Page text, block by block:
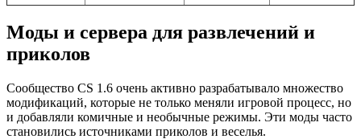
Моды и сервера для развлечений и
приколов
Сообщество CS 1.6 очень активно разрабатывало множество
модификаций, которые не только меняли игровой процесс, но
и добавляли комичные и необычные режимы. Эти моды часто
становились источниками приколов и веселья.